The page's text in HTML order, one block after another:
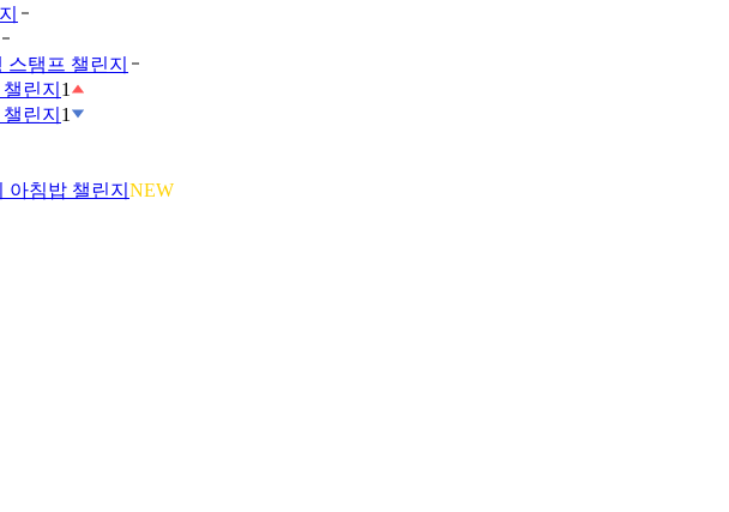
탬프 챌린지
린지 1
린지 1
침밥 챌린지 NEW